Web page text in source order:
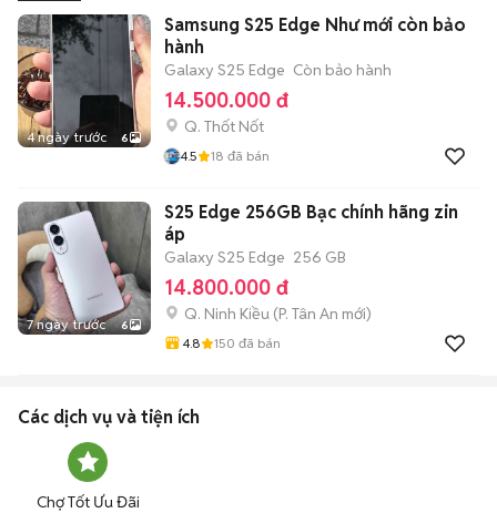
4 ngày trước 6
Samsung S25 Edge Như mới còn bảo
hành
Galaxy S25 Edge Còn bảo hành
14.500.000 đ
Q. Thốt Nốt
4.5 18 đã bán
7 ngày trước 6
S25 Edge 256GB Bạc chính hãng zin
áp
Galaxy S25 Edge 256 GB
14.800.000 đ
Q. Ninh Kiều (P. Tân An mới)
4.8 150 đã bán
Các dịch vụ và tiện ích
Chợ Tốt Ưu Đãi